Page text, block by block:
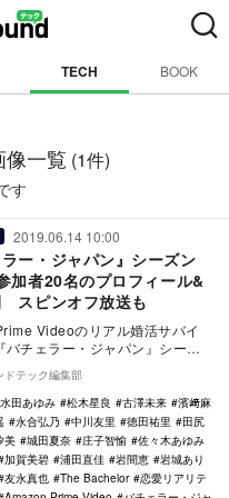
TECH BOOK
一覧 (1件)
す
2019.06.14 10:00
ラー・ジャパン』シーズン
加者20名のプロフィール&
スピンオフ放送も
Videoのリアル婚活サバイ
バチェラー・ジャパン』シーズ
バチェラー・友永真也のパー…
ドテック編集部
水田あゆみ 松木星良 古澤未来
濱﨑麻
永合弘乃 中川友里 徳田祐里
田尻
美 城田夏奈 庄子智愉
佐々木あゆみ
加賀美碧 浦田直佳 岩間恵
岩城あり
友永真也 The Bachelor
恋愛リアリテ